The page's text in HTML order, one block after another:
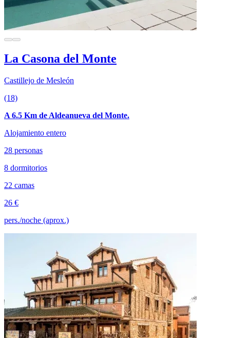
La Casona del Monte
Castillejo de Mesleón
(18)
A 6.5 Km de Aldeanueva del Monte.
Alojamiento entero
28 personas
8 dormitorios
22 camas
26 €
pers./noche (aprox.)